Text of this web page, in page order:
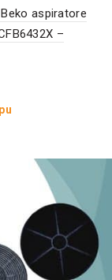
aspiratore
–